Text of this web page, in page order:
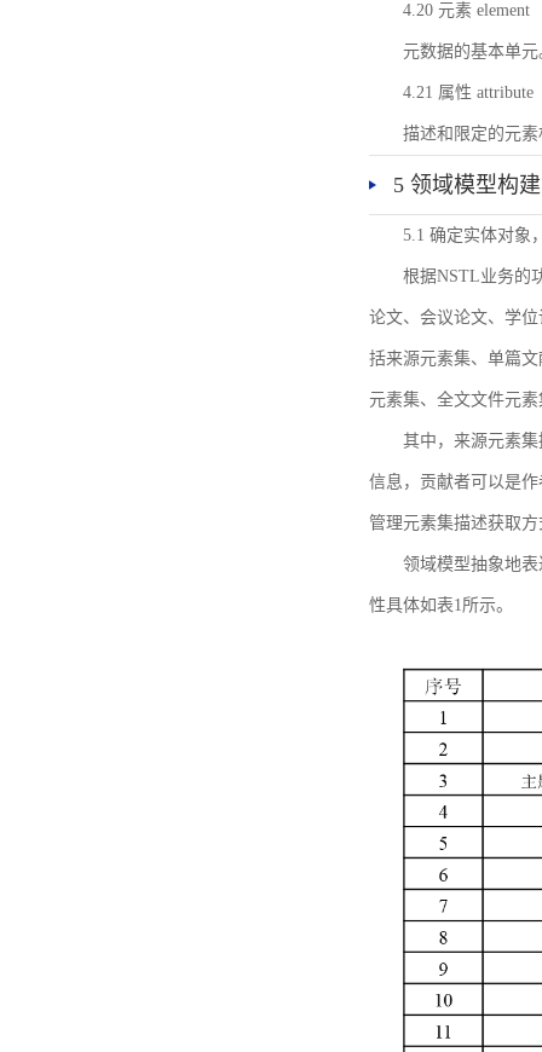
4.20 元素 element
元数据的基本单元
4.21 属性 attribute
描述和限定的元
5 领域模型构建
5.1 确定实体对象
根据NSTL业务的
论文、会议论文、学
括来源元素集、单篇
元素集、全文文件元
其中，来源元素
信息，贡献者可以是
管理元素集描述获取
领域模型抽象地
性具体如表1所示。